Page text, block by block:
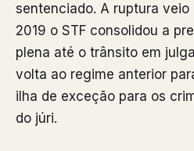
sentenciado. A ruptura veio
2019 o STF consolidou a
plena até o trânsito em
volta ao regime anterior
ilha de exceção para os
do júri.